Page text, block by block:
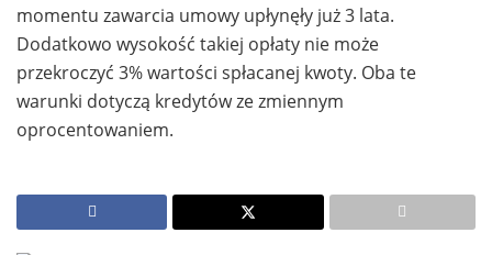
momentu zawarcia umowy upłynęły już 3 lata.
Dodatkowo wysokość takiej opłaty nie może
przekroczyć 3% wartości spłacanej kwoty. Oba te
warunki dotyczą kredytów ze zmiennym
oprocentowaniem.